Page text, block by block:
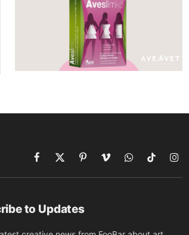
Facebook
X
(Twitter)
PinterestVimeoWhatsAppTikTok
to Updates